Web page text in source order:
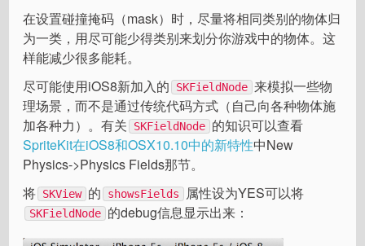
在设置碰撞掩码（mask）时，尽量将相同类别的物体归
为一类，用尽可能少得类别来划分你游戏中的物体。这
样能减少很多能耗。
尽可能使用iOS8新加入的
SKFieldNode 来模拟一些物
理场景，而不是通过传统代码方式（自己向各种物体施
加各种力）。有关
SKFieldNode 的知识可以查看
SpriteKit在iOS8和OSX10.10中的新特性中New
Physics->Physics Fields那节。
将 SKView 的 showsFields 属性设为YES可以将
SKFieldNode 的debug信息显示出来：